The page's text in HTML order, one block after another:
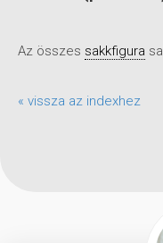
Az összes sakkfigura
« vissza az indexhez